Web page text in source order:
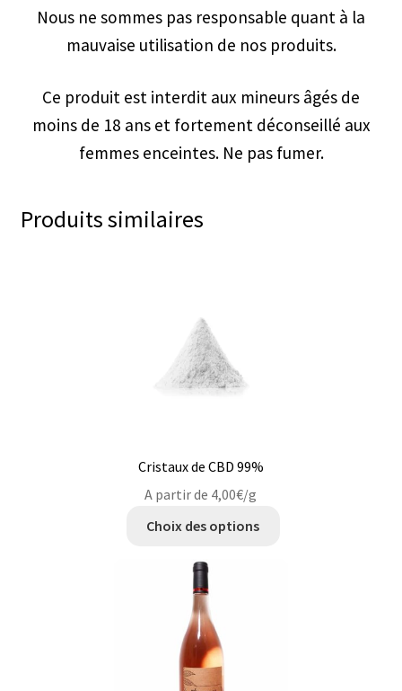
Nous ne sommes pas responsable quant à la
mauvaise utilisation de nos produits.
Ce produit est interdit aux mineurs âgés de
moins de 18 ans et fortement déconseillé aux
femmes enceintes. Ne pas fumer.
Produits similaires
Cristaux de CBD 99%
A partir de 4,00€/g
Choix des options